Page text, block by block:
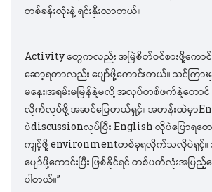
တစ်ခန်းလုံးနဲ့ ရင်းနှီးလာတယ်။
Activity တွေကလည်း အမြဲစိတ်ဝင်စားဖို့ကော
ဆော့ရတာလည်း ပျော်ဖို့ကောင်းတယ်။ သင်ကြာ
မနှေး၊အရမ်းမမြန်နဲ့မလို့ အလုပ်တစ်ဖက်နဲ့တေ
လိုက်လုပ်ဖို့ အဆင်ပြေတယ်ရှင့်။ အတန်းထဲမှာ
ပဲdiscussionလုပ်ပြီး English လိုပဲပြောရတ
ကျင့်ဖို့ environmentတစ်ခုရလိုက်သလိုပဲရှင့်
ပျော်ဖို့ကောင်းပြီး ဖြစ်နိုင်ရင် တစ်ပတ်လုံးအပြ
ပါတယ်။”